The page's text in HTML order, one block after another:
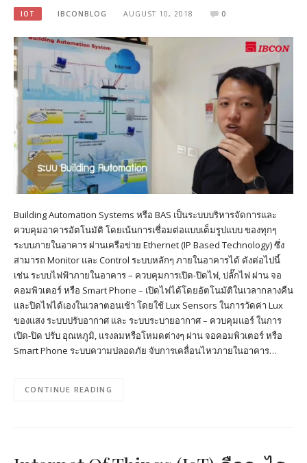
IOT IBCONBLOG AUGUST 10, 2018 0
Building Automation Systems หรือ BAS เป็นระบบบริหารจัดการและ
ควบคุมอาคารอัตโนมัติ โดยเน้นการเชื่อมต่อแบบเต็มรูปแบบ ของทุกๆ
ระบบภายในอาคาร ผ่านเครือข่าย Ethernet (IP Based Technology) ซึ่ง
สามารถ Monitor และ Control ระบบหลักๆ ภายในอาคารได้ ดังต่อไปนี้
เช่น ระบบไฟฟ้าภายในอาคาร – ควบคุมการเปิด-ปิดไฟ, ปลั๊กไฟ ผ่าน จอ
คอมพิวเตอร์ หรือ Smart Phone – เปิดไฟได้โดยอัตโนมัติในเวลากลางคืน
และปิดไฟได้เองในเวลาตอนเช้า โดยใช้ Lux Sensors ในการวัดค่า Lux
ของแสง ระบบปรับอากาศ และ ระบบระบายอากาศ – ควบคุมแอร์ ในการ
เปิด-ปิด ปรับ อุณหภูมิ, แรงลมหรือโหมดต่างๆ ผ่าน จอคอมพิวเตอร์ หรือ
Smart Phone ระบบความปลอดภัย จับการเคลื่อนไหวภายในอาคาร…
CONTINUE READING